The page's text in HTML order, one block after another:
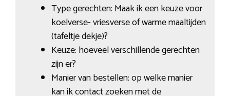
Type gerechten: Maak ik een keuze voor
koelverse- vriesverse of warme maaltijden
(tafeltje dekje)?
Keuze: hoeveel verschillende gerechten
zijn er?
Manier van bestellen: op welke manier
kan ik contact zoeken met de